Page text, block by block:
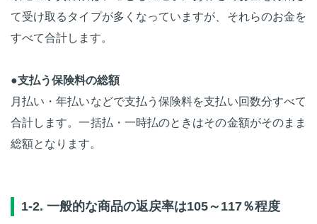
て受け取るタイプが多くなっていますが、それらのお金を
すべて合計します。
●支払う保険料の総額
月払い・年払いなどで支払う保険料を支払い回数分すべて
合計します。一括払・一時払のときはその金額がそのまま
総額となります。
1-2. 一般的な商品の返戻率は105～117％程度